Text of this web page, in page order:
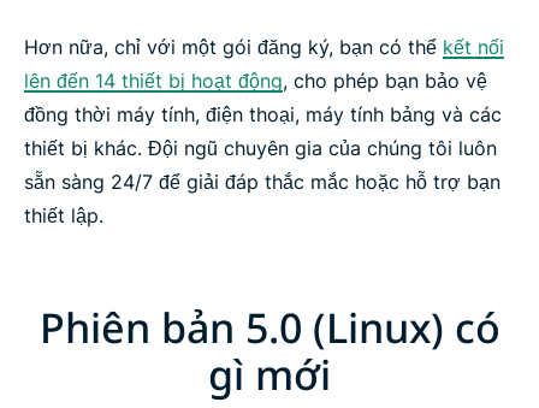
Hơn nữa, chỉ với một gói đăng ký, bạn có thể kết nối
lên đến 14 thiết bị hoạt động, cho phép bạn bảo vệ
đồng thời máy tính, điện thoại, máy tính bảng và các
thiết bị khác. Đội ngũ chuyên gia của chúng tôi luôn
sẵn sàng 24/7 để giải đáp thắc mắc hoặc hỗ trợ bạn
thiết lập.
Phiên bản 5.0 (Linux) có
gì mới